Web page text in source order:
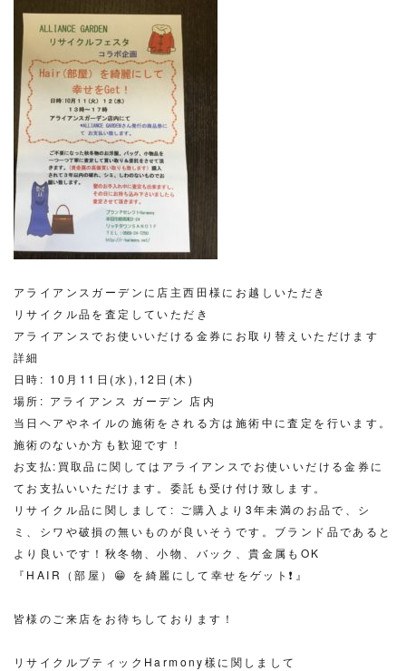
アライアンスガーデンに店主西田様にお越しいただき
リサイクル品を査定していただき
アライアンスでお使いいだける金券にお取り替えいただけます
詳細
日時: 10月11日(水),12日(木)
場所: アライアンス ガーデン 店内
当日ヘアやネイルの施術をされる方は施術中に査定を行います。
施術のないか方も歓迎です！
お支払:買取品に関してはアライアンスでお使いいだける金券に
てお支払いいただけます 。委託も受け付け致します。
リサイクル品に関しまして: ご購入より3年未満のお品で、シ
ミ、シワや破損の無いものが良いそうです。ブランド品であると
より良いです！秋冬物、小物、バック、貴金属もOK
『HAIR（部屋）😁 を綺麗にして幸せをゲット❗️』
皆様のご来店をお待ちしております！
リサイクルブティックHarmony樣に関しまして